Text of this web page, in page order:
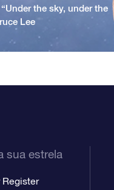
the sky, under the
Lee
sua estrela
Register